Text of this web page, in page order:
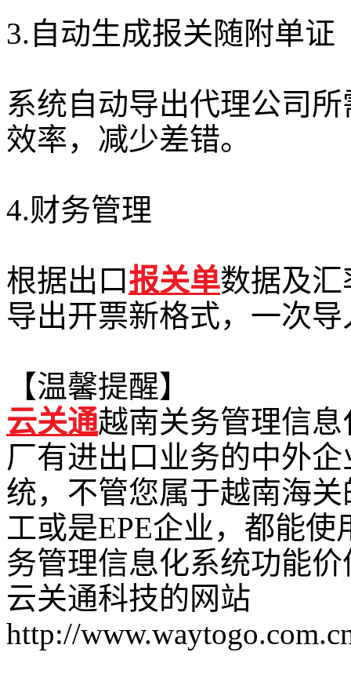
3.自动生成报关随附单证
系统自动导出代理公司
效率，减少差错。
4.财务管理
根据出口报关单数据及
导出开票新格式，一次
【温馨提醒】
云关通越南关务管理信
厂有进出口业务的中外
统，不管您属于越南海
工或是EPE企业，都能
务管理信息化系统功能
云关通科技的网站
http://